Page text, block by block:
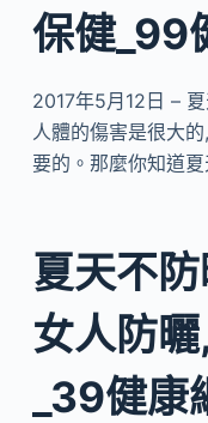
保健_99
2017年5月12日 –
人體的傷害是很大
要的。那麼你知道
夏天不
女人防
_39健康